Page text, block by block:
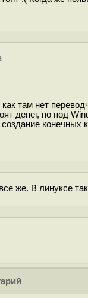
там нет
денег, но под
же. В линуксе